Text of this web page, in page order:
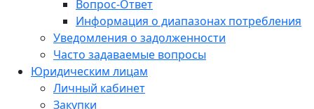
Вопрос-Ответ
Информация о диапазонах потребления
Уведомления о задолженности
Часто задаваемые вопросы
Юридическим лицам
Личный кабинет
Закупки